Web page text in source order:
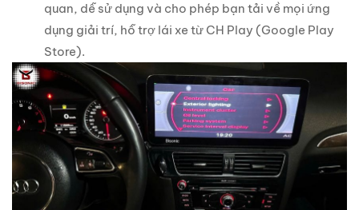
quan, dễ sử dụng và cho phép bạn tải về mọi ứng
dụng giải trí, hỗ trợ lái xe từ CH Play (Google Play
Store).